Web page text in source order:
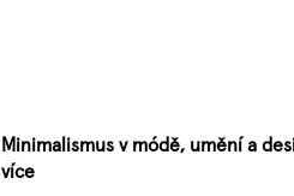
Minimalismus v módě, umění a
více